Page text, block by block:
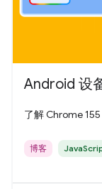
Android 设
了解 Chrome
博客